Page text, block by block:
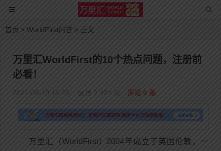
首页 > WorldFirst问答 > 正文
万里汇WorldFirst的10个热点问题，注册前
必看！
2021-08-19 16:23 阅读 2,474 次 评论 0 条
万里汇（WorldFirst）2004年成立于英国伦敦，一